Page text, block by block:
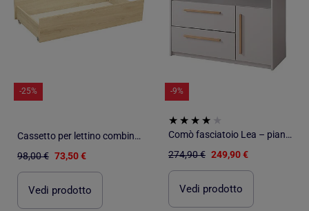
-25%
Cassetto per lettino combinato - SAUTHON
98,00 € 73,50 €
Vedi prodotto
-9%
Comò fasciatoio Lea – piano amovibile – maniglie in legno massello – grigio chiaro
274,90 € 249,90 €
Vedi prodotto